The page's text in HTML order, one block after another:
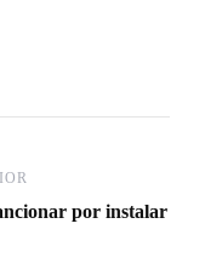
por instalar